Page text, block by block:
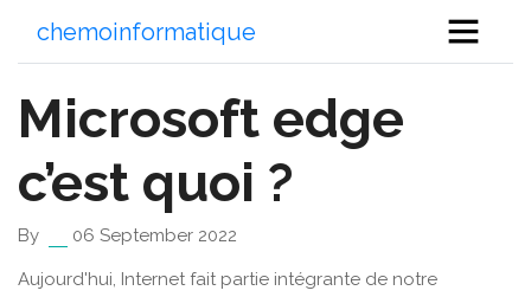
chemoinformatique
Microsoft edge
c’est quoi ?
By 06 September 2022
Aujourd'hui, Internet fait partie intégrante de notre